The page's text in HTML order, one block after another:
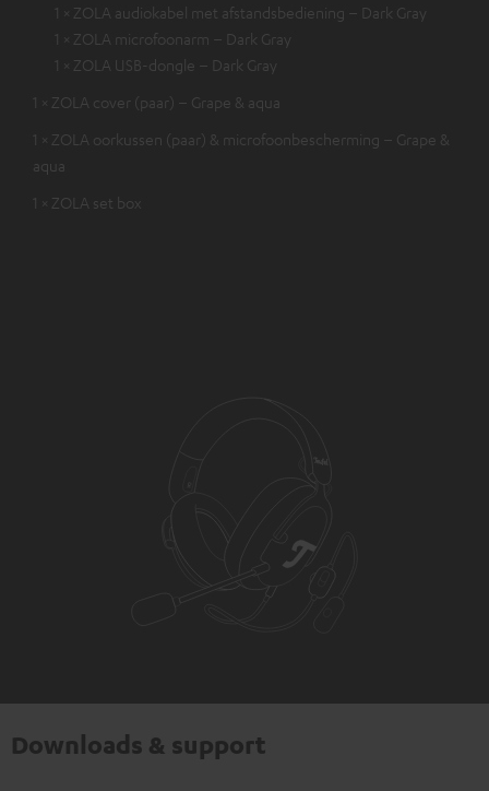
1 × ZOLA audiokabel met afstandsbediening – Dark Gray
1 × ZOLA microfoonarm – Dark Gray
1 × ZOLA USB-dongle – Dark Gray
1 × ZOLA cover (paar) – Grape & aqua
1 × ZOLA oorkussen (paar) & microfoonbescherming – Grape &
aqua
1 × ZOLA set box
Downloads & support